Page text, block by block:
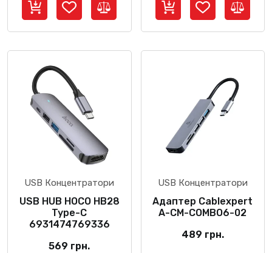
USB Концентратори
USB HUB HOCO HB28
Type-C
6931474769336
569 грн.
USB Концентратори
Адаптер Cablexpert
A-CM-COMBO6-02
489 грн.